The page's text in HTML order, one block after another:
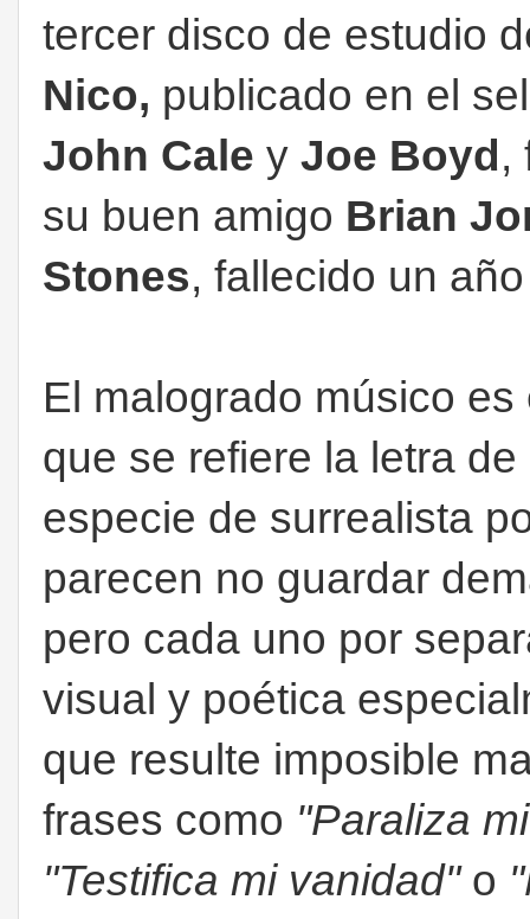
tercer disco de estudio
Nico, publicado en el
John Cale y Joe Boyd ,
su buen amigo Brian
Stones, fallecido un
El malogrado músico
que se refiere la letra
especie de surrealista
parecen no guardar
pero cada uno por
visual y poética
que resulte imposible
frases como "Paraliza
"Testifica mi vanidad" o